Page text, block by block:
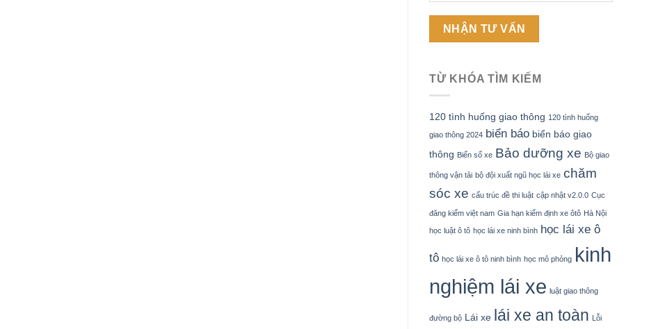
TỪ KHÓA TÌM KIẾM
120 tình huống giao thông 120 tình huống
giao thông 2024 biển báo biển báo giao
thông Biển số xe Bảo dưỡng xe Bộ giao
thông vận tải bộ đội xuất ngũ học lái xe chăm
sóc xe cấu trúc đề thi luật cập nhật v2.0.0 Cục
đăng kiểm việt nam Gia hạn kiểm định xe ôtô Hà Nội
học luật ô tô học lái xe ninh bình học lái xe ô
tô học lái xe ô tô ninh bình học mô phỏng kinh
nghiệm lái xe luật giao thông
đường bộ Lái xe lái xe an toàn Lỗi